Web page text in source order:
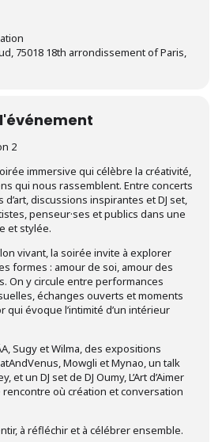
75018 18th arrondissement of Paris,
2
immersive qui célèbre la créativité,
qui nous rassemblent. Entre concerts
discussions inspirantes et DJ set,
penseur·ses et publics dans une
et stylée.
vivant, la soirée invite à explorer
formes : amour de soi, amour des
On y circule entre performances
échanges ouverts et moments
qui évoque l’intimité d’un intérieur
Sugy et Wilma, des expositions
Mowgli et Mynao, un talk
et un DJ set de DJ Oumy, L’Art d’Aimer
où création et conversation
à réfléchir et à célébrer ensemble.